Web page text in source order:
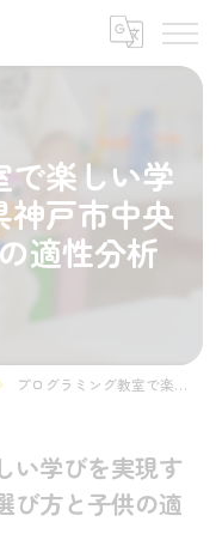
で楽しい学
神戸市中央
適性分析
プログラミング教室で楽しい学びを実現する兵庫県神戸市中央区の選び方と子供の適性分析
い学びを実現す
び方と子供の適